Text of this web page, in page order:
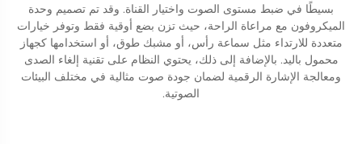
بسيطًا في ضبط مستوى الصوت واختيار القناة. وقد تم تصميم وحدة
الميكروفون مع مراعاة الراحة، حيث تزن بضع أوقية فقط وتوفر خيارات
متعددة للارتداء مثل سماعة رأس، أو مشبك طوق، أو استخدامها كجهاز
محمول باليد. بالإضافة إلى ذلك، يحتوي النظام على تقنية إلغاء الصدى
ومعالجة الإشارة الرقمية لضمان جودة صوت مثالية في مختلف البيئات
الصوتية.